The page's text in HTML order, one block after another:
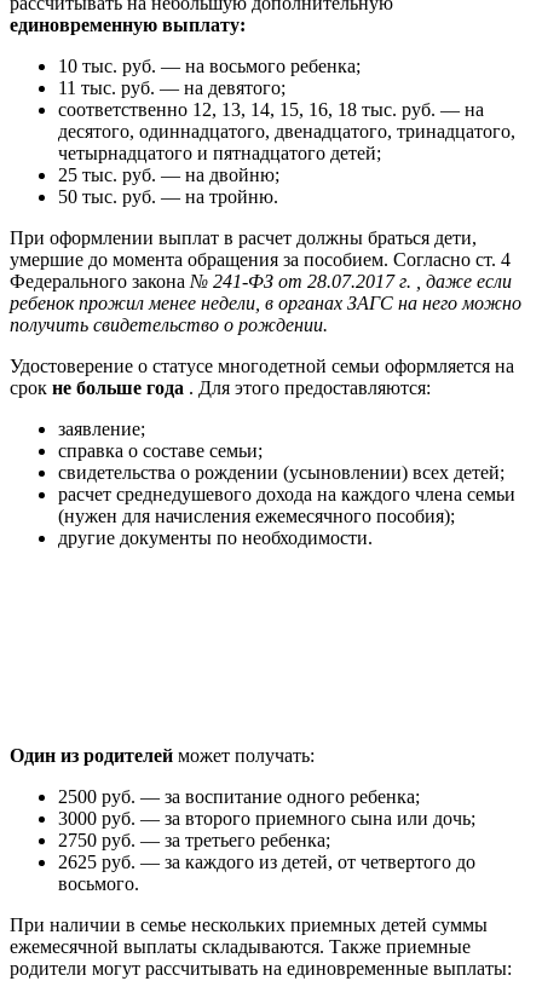
единовременную выплату:
10 тыс. руб. — на восьмого ребенка;
11 тыс. руб. — на девятого;
соответственно 12, 13, 14, 15, 16, 18 тыс. руб. — на
десятого, одиннадцатого, двенадцатого, тринадцатого,
четырнадцатого и пятнадцатого детей;
25 тыс. руб. — на двойню;
50 тыс. руб. — на тройню.
При оформлении выплат в расчет должны браться дети,
умершие до момента обращения за пособием. Согласно ст. 4
Федерального закона № 241-ФЗ от 28.07.2017 г.
, даже если
ребенок прожил менее недели, в органах ЗАГС на него можно
получить свидетельство о рождении.
Удостоверение о статусе многодетной семьи оформляется на
срок не больше года . Для этого предоставляются:
заявление;
справка о составе семьи;
свидетельства о рождении (усыновлении) всех детей;
расчет среднедушевого дохода на каждого члена семьи
(нужен для начисления ежемесячного пособия);
другие документы по необходимости.
Один из родителей может получать:
2500 руб. — за воспитание одного ребенка;
3000 руб. — за второго приемного сына или дочь;
2750 руб. — за третьего ребенка;
2625 руб. — за каждого из детей, от четвертого до
восьмого.
При наличии в семье нескольких приемных детей суммы
ежемесячной выплаты складываются. Также приемные
родители могут рассчитывать на единовременные выплаты: